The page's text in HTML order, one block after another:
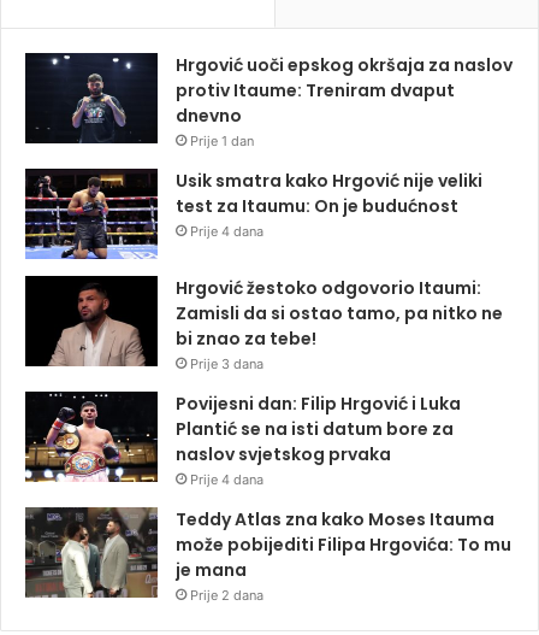
Hrgović uoči epskog okršaja za naslov
protiv Itaume: Treniram dvaput
dnevno
Prije 1 dan
Usik smatra kako Hrgović nije veliki
test za Itaumu: On je budućnost
Prije 4 dana
Hrgović žestoko odgovorio Itaumi:
Zamisli da si ostao tamo, pa nitko ne
bi znao za tebe!
Prije 3 dana
Povijesni dan: Filip Hrgović i Luka
Plantić se na isti datum bore za
naslov svjetskog prvaka
Prije 4 dana
Teddy Atlas zna kako Moses Itauma
može pobijediti Filipa Hrgovića: To mu
je mana
Prije 2 dana